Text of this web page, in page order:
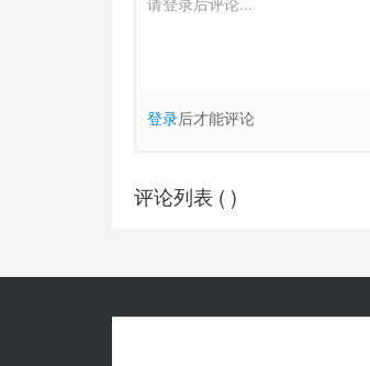
登录后才能评论
评论列表 ( )